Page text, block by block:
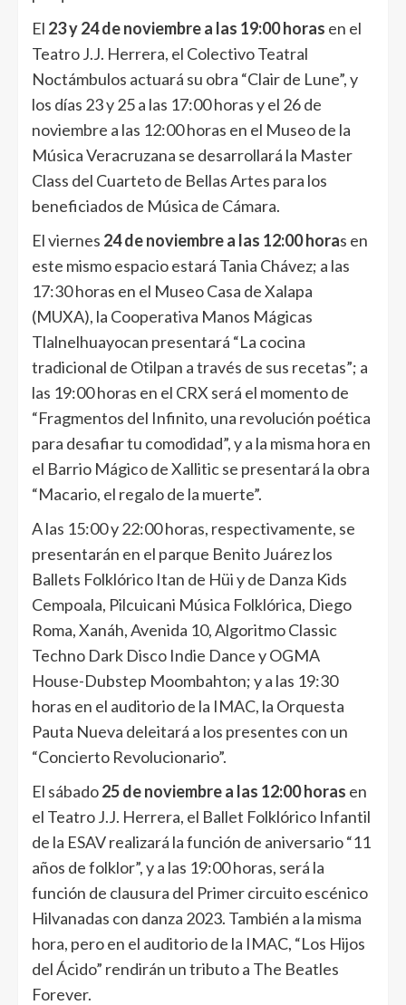
El 23 y 24 de noviembre a las 19:00 horas en el
Teatro J.J. Herrera, el Colectivo Teatral
Noctámbulos actuará su obra “Clair de Lune”, y
los días 23 y 25 a las 17:00 horas y el 26 de
noviembre a las 12:00 horas en el Museo de la
Música Veracruzana se desarrollará la Master
Class del Cuarteto de Bellas Artes para los
beneficiados de Música de Cámara.
El viernes 24 de noviembre a las 12:00 horas en
este mismo espacio estará Tania Chávez; a las
17:30 horas en el Museo Casa de Xalapa
(MUXA), la Cooperativa Manos Mágicas
Tlalnelhuayocan presentará “La cocina
tradicional de Otilpan a través de sus recetas”; a
las 19:00 horas en el CRX será el momento de
“Fragmentos del Infinito, una revolución poética
para desafiar tu comodidad”, y a la misma hora en
el Barrio Mágico de Xallitic se presentará la obra
“Macario, el regalo de la muerte”.
A las 15:00 y 22:00 horas, respectivamente, se
presentarán en el parque Benito Juárez los
Ballets Folklórico Itan de Hüi y de Danza Kids
Cempoala, Pilcuicani Música Folklórica, Diego
Roma, Xanáh, Avenida 10, Algoritmo Classic
Techno Dark Disco Indie Dance y OGMA
House-Dubstep Moombahton; y a las 19:30
horas en el auditorio de la IMAC, la Orquesta
Pauta Nueva deleitará a los presentes con un
“Concierto Revolucionario”.
El sábado25 de noviembre a las 12:00 horas en
el Teatro J.J. Herrera, el Ballet Folklórico Infantil
de la ESAV realizará la función de aniversario “11
años de folklor”, y a las 19:00 horas, será la
función de clausura del Primer circuito escénico
Hilvanadas con danza 2023. También a la misma
hora, pero en el auditorio de la IMAC, “Los Hijos
del Ácido” rendirán un tributo a The Beatles
Forever.